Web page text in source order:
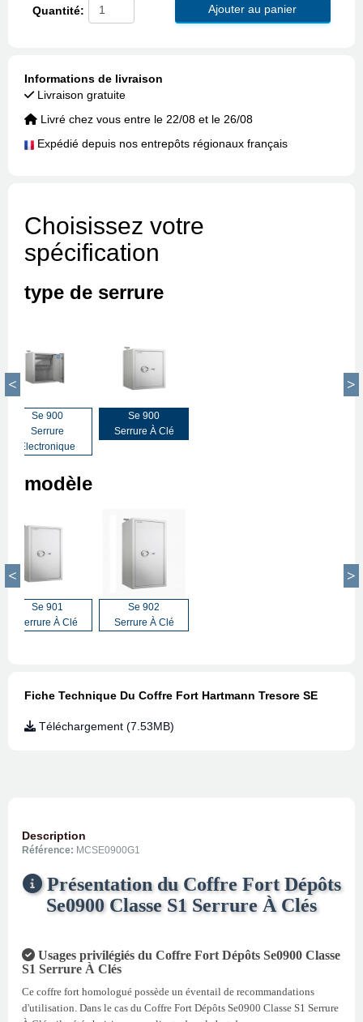
Quantité: Ajouter au panier
Choisissez votre
spécification
type de serrure
Se 900
Serrure
Électronique
Se 900
Serrure À Clé
modèle
Se 901
Serrure À Clé
Se 902
Serrure À Clé
Informations de livraison
Livraison gratuite
Livré chez vous entre le 22/08 et le 26/08
Expédié depuis nos entrepôts régionaux français
Fiche Technique Du Coffre Fort Hartmann Tresore SE
Téléchargement (7.53MB)
Description
Référence: MCSE0900G1
Présentation du Coffre Fort Dépôts
Se0900 Classe S1 Serrure À Clés
Usages privilégiés du Coffre Fort Dépôts Se0900 Classe
S1 Serrure À Clés
Ce coffre fort homologué possède un éventail de recommandations
d'utilisation. Dans le cas du Coffre Fort Dépôts Se0900 Classe S1 Serrure